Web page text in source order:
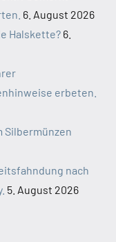
6. August 2026
Halskette? 6.
erbeten.
Silbermünzen
nach
5. August 2026